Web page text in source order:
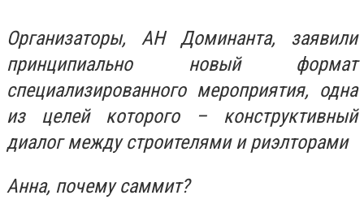
Организаторы, АН Доминанта, заявили
принципиально новый формат
специализированного мероприятия, одна
из целей которого – конструктивный
диалог между строителями и риэлторами
Анна, почему саммит?